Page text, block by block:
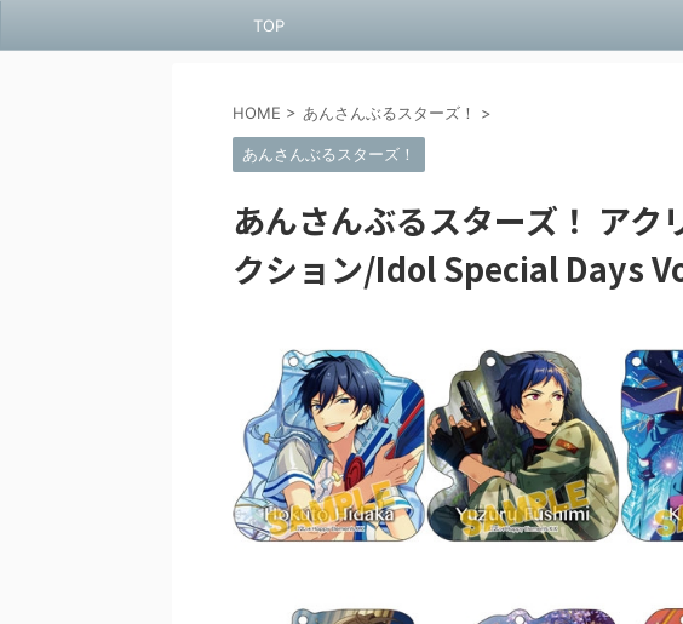
TOP
HOME > あんさんぶるスターズ！ >
あんさんぶるスターズ！
あんさんぶるスターズ！ アク
クション/Idol Special Days